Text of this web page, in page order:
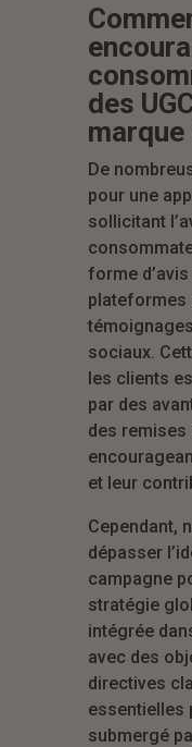
des
marque
De
pour une
sollicitant
forme
plateformes
sociaux.
les clients
par des
des remises
et leur
Cependant,
dépasser
campagne
stratégie
intégrée
avec des
directives
essentielles
submergé